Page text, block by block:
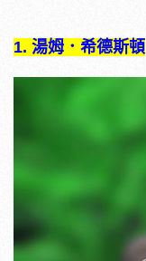
1. 湯姆．希德斯頓